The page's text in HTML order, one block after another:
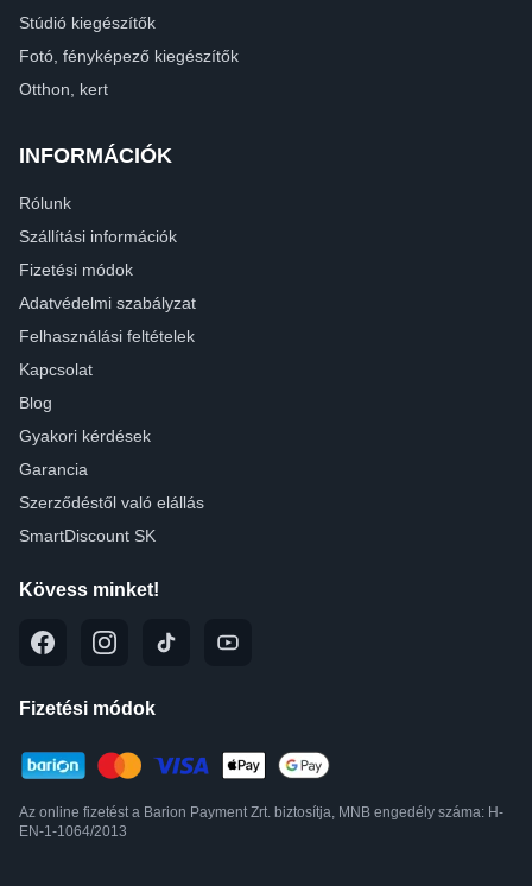
Stúdió kiegészítők
Fotó, fényképező kiegészítők
Otthon, kert
INFORMÁCIÓK
Rólunk
Szállítási információk
Fizetési módok
Adatvédelmi szabályzat
Felhasználási feltételek
Kapcsolat
Blog
Gyakori kérdések
Garancia
Szerződéstől való elállás
SmartDiscount SK
Kövess minket!
Fizetési módok
Az online fizetést a Barion Payment Zrt. biztosítja, MNB engedély száma: H-
EN-1-1064/2013